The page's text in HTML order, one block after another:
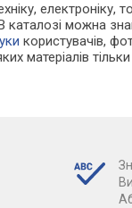
каталозі можна
користувачів,
матеріалів